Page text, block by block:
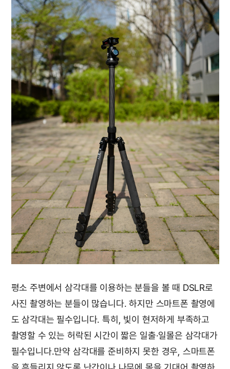
평소 주변에서 삼각대를 이용하는 분들을 볼 때 DSLR로
사진 촬영하는 분들이 많습니다. 하지만 스마트폰 촬영에
도 삼각대는 필수입니다. 특히, 빛이 현저하게 부족하고
촬영할 수 있는 허락된 시간이 짧은 일출·일몰은 삼각대가
필수입니다.만약 삼각대를 준비하지 못한 경우, 스마트폰